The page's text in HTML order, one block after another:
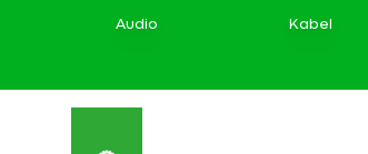
Audio Kabel